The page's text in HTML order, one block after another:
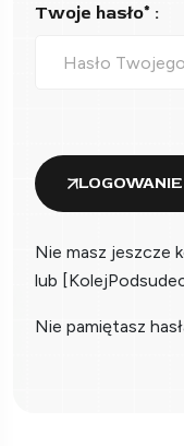
Twoje hasło* :
LOGOWANIE
Nie masz jeszcze
lub
Nie pamiętasz